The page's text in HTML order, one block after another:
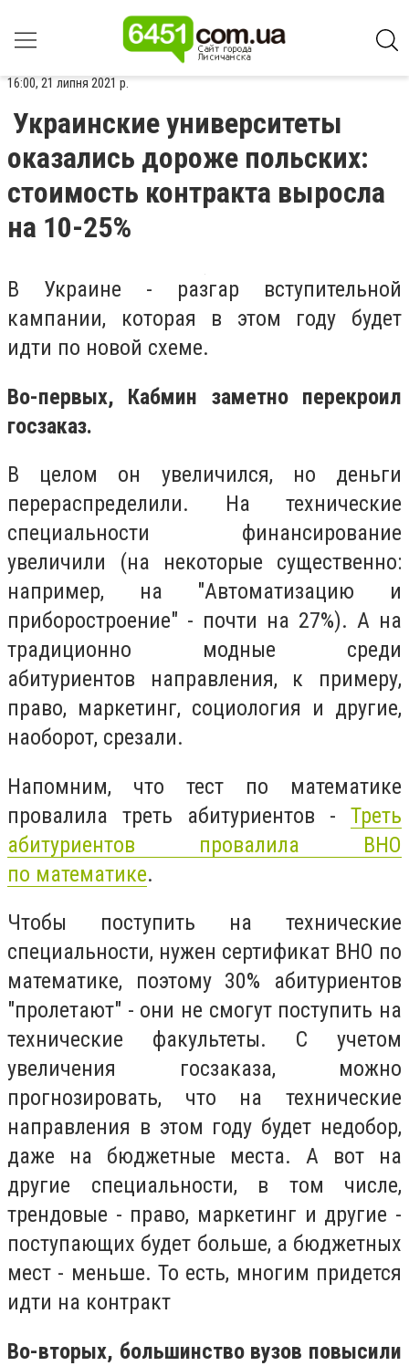
16:00, 21 липня 2021 р.
Украинские университеты
оказались дороже польских:
стоимость контракта выросла
на 10-25%
В Украине - разгар вступительной
кампании, которая в этом году будет
идти по новой схеме.
Во-первых, Кабмин заметно перекроил
госзаказ.
В целом он увеличился, но деньги
перераспределили. На технические
специальности финансирование
увеличили (на некоторые существенно:
например, на "Автоматизацию и
приборостроение" - почти на 27%). А на
традиционно модные среди
абитуриентов направления, к примеру,
право, маркетинг, социология и другие,
наоборот, срезали.
Напомним, что тест по математике
провалила треть абитуриентов - Треть
абитуриентов провалила ВНО
по математике.
Чтобы поступить на технические
специальности, нужен сертификат ВНО по
математике, поэтому 30% абитуриентов
"пролетают" - они не смогут поступить на
технические факультеты. С учетом
увеличения госзаказа, можно
прогнозировать, что на технические
направления в этом году будет недобор,
даже на бюджетные места. А вот на
другие специальности, в том числе,
трендовые - право, маркетинг и другие -
поступающих будет больше, а бюджетных
мест - меньше. То есть, многим придется
идти на контракт
Во-вторых, большинство вузов повысили